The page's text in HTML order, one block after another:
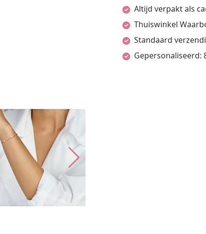
Geelgoud
Altijd verpakt als
Thuiswinkel
Standaard
Gepersonaliseerd: